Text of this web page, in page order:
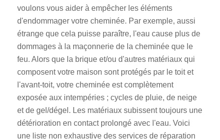
voulons vous aider à empêcher les éléments
d'endommager votre cheminée. Par exemple, aussi
étrange que cela puisse paraître, l'eau cause plus de
dommages à la maçonnerie de la cheminée que le
feu. Alors que la brique et/ou d'autres matériaux qui
composent votre maison sont protégés par le toit et
l'avant-toit, votre cheminée est complètement
exposée aux intempéries ; cycles de pluie, de neige
et de gel/dégel. Les matériaux subissent toujours une
détérioration en contact prolongé avec l'eau. Voici
une liste non exhaustive des services de réparation